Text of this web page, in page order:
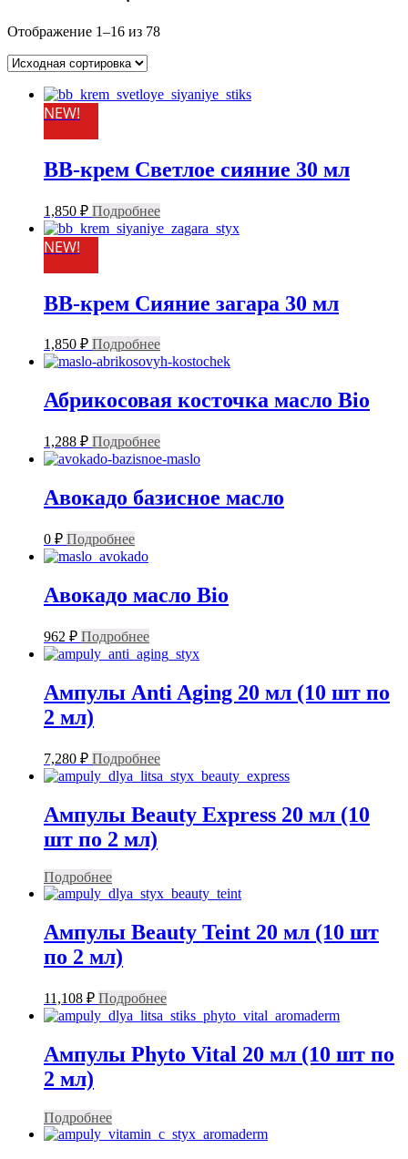
Отображение 1–16 из 78
NEW!
BB-крем Светлое сияние 30 мл
1,850 ₽ Подробнее
NEW!
BB-крем Сияние загара 30 мл
1,850 ₽ Подробнее
Абрикосовая косточка масло Bio
1,288 ₽ Подробнее
Авокадо базисное масло
0 ₽ Подробнее
Авокадо масло Bio
962 ₽ Подробнее
Ампулы Anti Aging 20 мл (10 шт по
2 мл)
7,280 ₽ Подробнее
Ампулы Beauty Express 20 мл (10
шт по 2 мл)
Подробнее
Ампулы Beauty Teint 20 мл (10 шт
по 2 мл)
11,108 ₽ Подробнее
Ампулы Phyto Vital 20 мл (10 шт по
2 мл)
Подробнее